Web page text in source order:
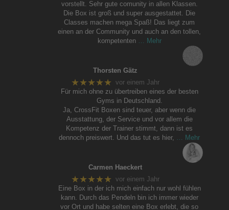
vorstellt. Sehr gute comunity in allen Klassen.
Die Box ist groß und super ausgestattet. Die
Classes machen mega Spaß! Das liegt zum
einen an der Community und auch an den tollen,
kompetenten
… Mehr
Thorsten Gätz
★★★★★ vor einem Jahr
Für mich ohne zu übertreiben eines der besten
Gyms in Deutschland.
Ja, CrossFit Boxen sind teuer, aber wenn die
Ausstattung, der Service und vor allem die
Kompetenz der Trainer stimmt, dann ist es
dennoch preiswert. Und das tut es hier,
… Mehr
Carmen Haeckert
★★★★★ vor einem Jahr
Eine Box in der ich mich einfach nur wohl fühlen
kann. Durch das Pendeln bin ich immer wieder
vor Ort und habe selten eine Box erlebt, die so